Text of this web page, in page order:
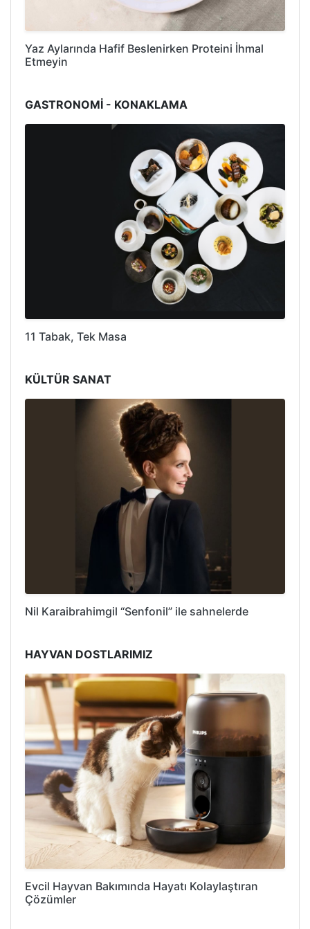
Yaz Aylarında Hafif Beslenirken Proteini İhmal
Etmeyin
GASTRONOMİ - KONAKLAMA
11 Tabak, Tek Masa
KÜLTÜR SANAT
Nil Karaibrahimgil “Senfonil” ile sahnelerde
HAYVAN DOSTLARIMIZ
Evcil Hayvan Bakımında Hayatı Kolaylaştıran
Çözümler